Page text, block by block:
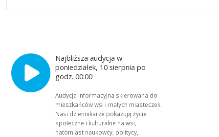
Najbliższa audycja w
poniedziałek, 10 sierpnia po
godz. 00:00
Audycja informacyjna skierowana do
mieszkańców wsi i małych miasteczek.
Nasi dziennikarze pokazują życie
społeczne i kulturalne na wsi,
natomiast naukowcy, politycy,